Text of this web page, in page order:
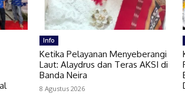
Info
Ketika Pelayanan Menyeberangi
Laut: Alaydrus dan Teras AKSI di
Banda Neira
8 Agustus 2026